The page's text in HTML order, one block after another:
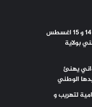
كيفه/ تحديد يومي الجمعة و السبت الموافق 14 و 15 اغسطس
بولاية
يهنئ
الوطني
لتهريب و